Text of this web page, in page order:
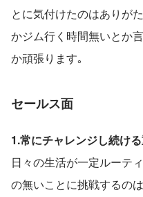
とに気付けたのはありが
かジム行く時間無いとか
か頑張ります｡
セールス面
1.常にチャレンジし続け
日々の生活が一定ルーテ
の無いことに挑戦するの